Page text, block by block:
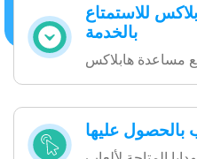
للاستمتاع
بالخدمة
بالحصول عليها